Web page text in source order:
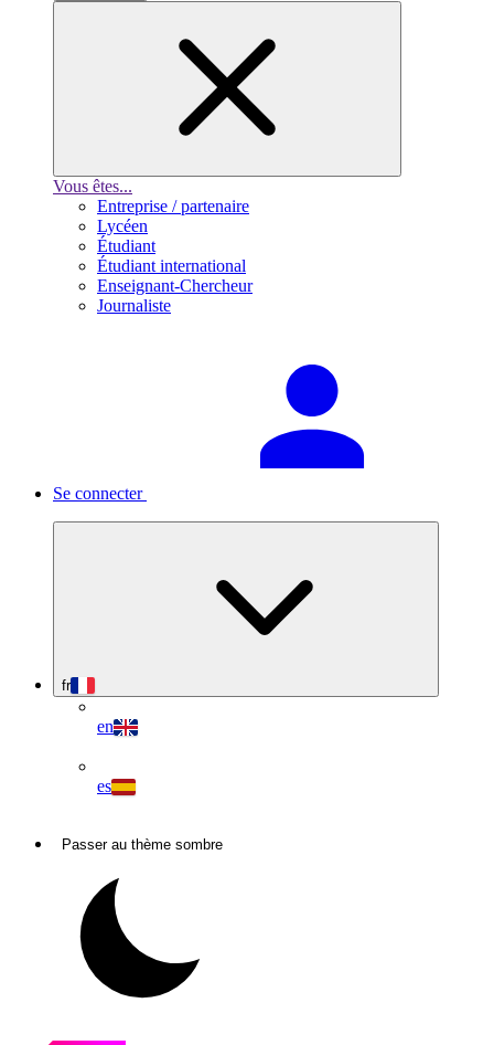
Vous êtes...
Entreprise / partenaire
Lycéen
Étudiant
Étudiant international
Enseignant-Chercheur
Journaliste
Se connecter
fr
en
es
Passer au thème sombre